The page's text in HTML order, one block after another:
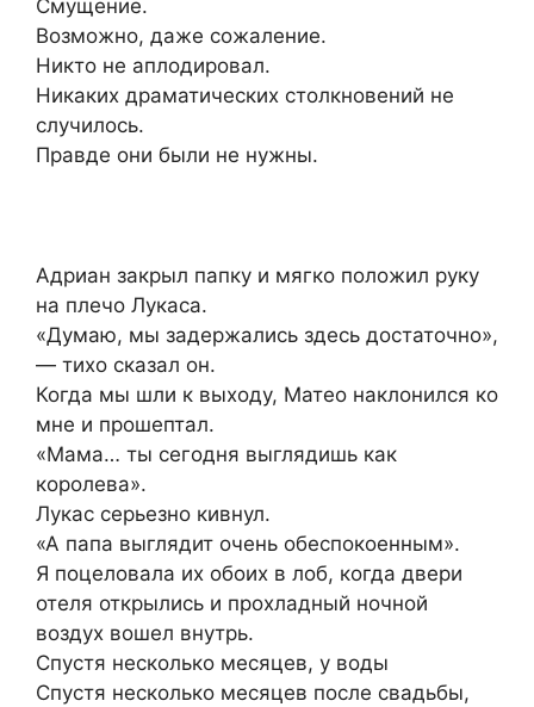
Смущение.
Возможно, даже сожаление.
Никто не аплодировал.
Никаких драматических столкновений не
случилось.
Правде они были не нужны.
Адриан закрыл папку и мягко положил руку
на плечо Лукаса.
«Думаю, мы задержались здесь достаточно»,
— тихо сказал он.
Когда мы шли к выходу, Матео наклонился ко
мне и прошептал.
«Мама… ты сегодня выглядишь как
королева».
Лукас серьезно кивнул.
«А папа выглядит очень обеспокоенным».
Я поцеловала их обоих в лоб, когда двери
отеля открылись и прохладный ночной
воздух вошел внутрь.
Спустя несколько месяцев, у воды
Спустя несколько месяцев после свадьбы,